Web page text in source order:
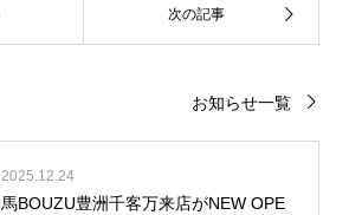
お知らせ一覧
2025.12.24
馬BOUZU豊洲千客万来店がNEW OPE